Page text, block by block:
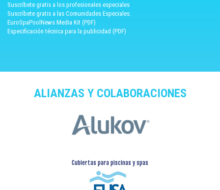
Suscríbete gratis a los profesionales especiales
Suscríbete gratis a las Comunidades Especiales.
EuroSpaPoolNews Media Kit (PDF)
Especificación técnica para la publicidad (PDF)
ALIANZAS Y COLABORACIONES
Cubiertas para piscinas y spas